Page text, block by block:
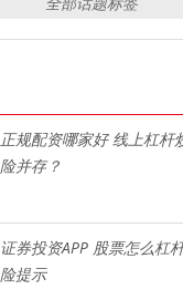
正规配资哪家好 线上杠杆
险并存？
证券投资APP 股票怎么杠
险提示